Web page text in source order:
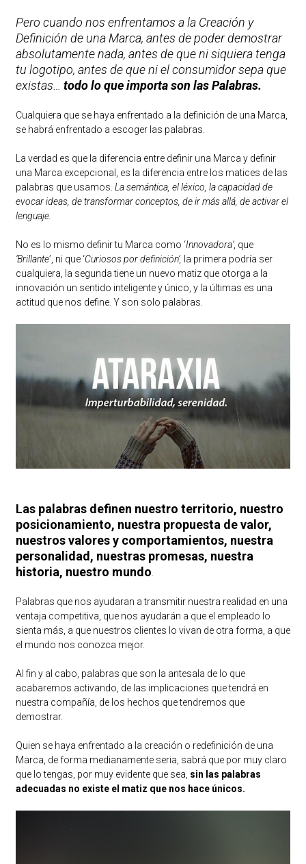
Pero cuando nos enfrentamos a la Creación y
Definición de una Marca, antes de poder demostrar
absolutamente nada, antes de que ni siquiera tenga
tu logotipo, antes de que ni el consumidor sepa que
existas…
todo lo que importa son las Palabras.
Cualquiera que se haya enfrentado a la definición de una Marca,
se habrá enfrentado a escoger las palabras.
La verdad es que la diferencia entre definir una Marca y definir
una Marca excepcional, es la diferencia entre los matices de las
palabras que usamos. La semántica, el léxico, la capacidad de
evocar ideas, de transformar conceptos, de ir más allá, de activar el
lenguaje.
No es lo mismo definir tu Marca como ‘Innovadora’, que
‘Brillante’, ni que ‘Curiosos por definición’, la primera podría ser
cualquiera, la segunda tiene un nuevo matiz que otorga a la
innovación un sentido inteligente y único, y la últimas es una
actitud que nos define. Y son solo palabras.
Las palabras definen nuestro territorio, nuestro
posicionamiento, nuestra propuesta de valor,
nuestros valores y comportamientos, nuestra
personalidad, nuestras promesas, nuestra
historia, nuestro mundo
Palabras que nos ayudaran a transmitir nuestra realidad en una
ventaja competitiva, que nos ayudarán a que el empleado lo
sienta más, a que nuestros clientes lo vivan de otra forma, a que
el mundo nos conozca mejor.
Al fin y al cabo, palabras que son la antesala de lo que
acabaremos activando, de las implicaciones que tendrá en
nuestra compañía, de los hechos que tendremos que
demostrar.
Quien se haya enfrentado a la creación o redefinición de una
Marca, de forma medianamente seria, sabrá que por muy claro
que lo tengas, por muy evidente que sea, sin las palabras
adecuadas no existe el matiz que nos hace únicos.